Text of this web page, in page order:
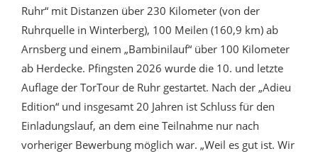
Ruhr“ mit Distanzen über 230 Kilometer (von der
Ruhrquelle in Winterberg), 100 Meilen (160,9 km) ab
Arnsberg und einem „Bambinilauf“ über 100 Kilometer
ab Herdecke. Pfingsten 2026 wurde die 10. und letzte
Auflage der TorTour de Ruhr gestartet. Nach der „Adieu
Edition“ und insgesamt 20 Jahren ist Schluss für den
Einladungslauf, an dem eine Teilnahme nur nach
vorheriger Bewerbung möglich war. „Weil es gut ist. Wir